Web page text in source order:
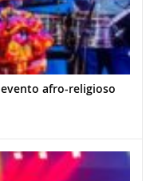
afro-religioso